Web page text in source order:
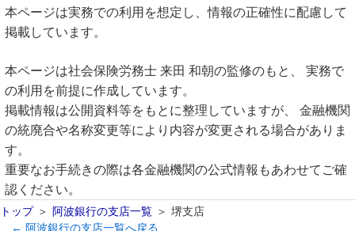
本ページは実務での利用を想定し、情報の正確性に配慮して
掲載しています。
本ページは社会保険労務士 来田 和朝の監修のもと、 実務で
の利用を前提に作成しています。
掲載情報は公開資料等をもとに整理していますが、 金融機関
の統廃合や名称変更等により内容が変更される場合がありま
す。
重要なお手続きの際は各金融機関の公式情報もあわせてご確
認ください。
トップ 阿波銀行の支店一覧
堺支店
← 阿波銀行の支店一覧へ戻る